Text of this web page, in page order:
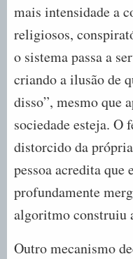
mais intensidade a
religiosos,
o sistema passa a
criando a ilusão de
disso”, mesmo que
sociedade esteja. O
distorcido da
pessoa acredita que
profundamente
algoritmo construiu
Outro mecanismo